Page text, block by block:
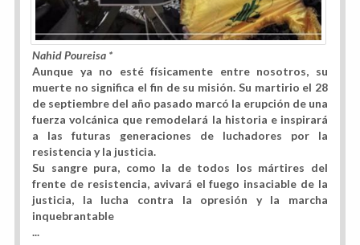
Nahid Poureisa *
Aunque ya no esté físicamente entre nosotros, su
muerte no significa el fin de su misión. Su martirio el 28
de septiembre del año pasado marcó la erupción de una
fuerza volcánica que remodelará la historia e inspirará
a las futuras generaciones de luchadores por la
resistencia y la justicia.
Su sangre pura, como la de todos los mártires del
frente de resistencia, avivará el fuego insaciable de la
justicia, la lucha contra la opresión y la marcha
inquebrantable
...